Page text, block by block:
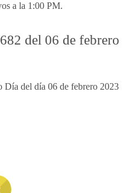
a la 1:00 PM.
del 06 de febrero
Día del día 06 de febrero 2023